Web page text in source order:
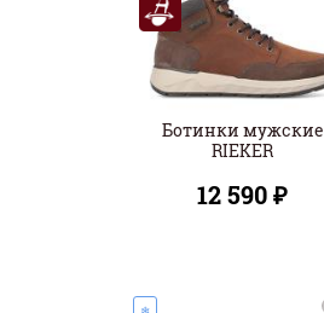
Ботинки мужские
RIEKER
12 590 ₽